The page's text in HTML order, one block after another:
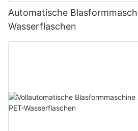
Automatische
Wasserflaschen